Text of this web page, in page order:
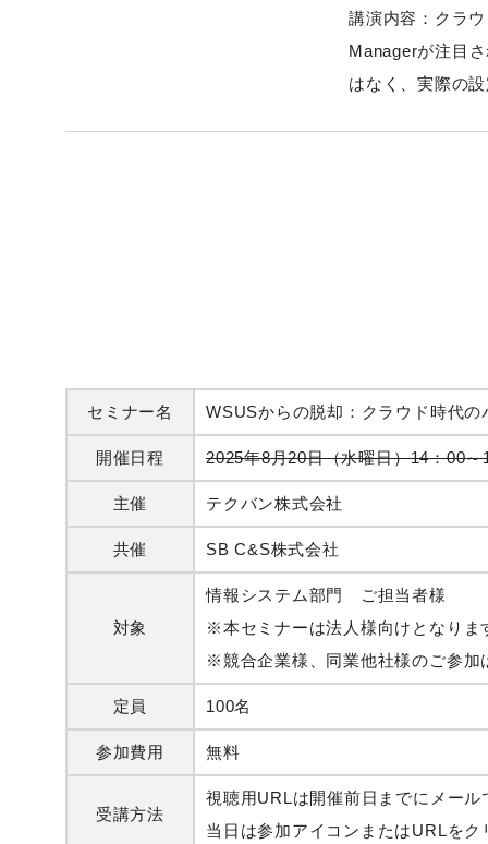
講演内容：クラ
Managerが注目
はなく、実際の
セミナー名 WSUSからの脱却：クラウド時代の
開催日程 2025年8月20日（水曜日）14：00～
主催 テクバン株式会社
共催 SB C&S株式会社
対象
情報システム部門 ご担当者様
※本セミナーは法人様向けとなりま
※競合企業様、同業他社様のご参加
定員 100名
参加費用 無料
受講方法
視聴用URLは開催前日までにメー
当日は参加アイコンまたはURLを